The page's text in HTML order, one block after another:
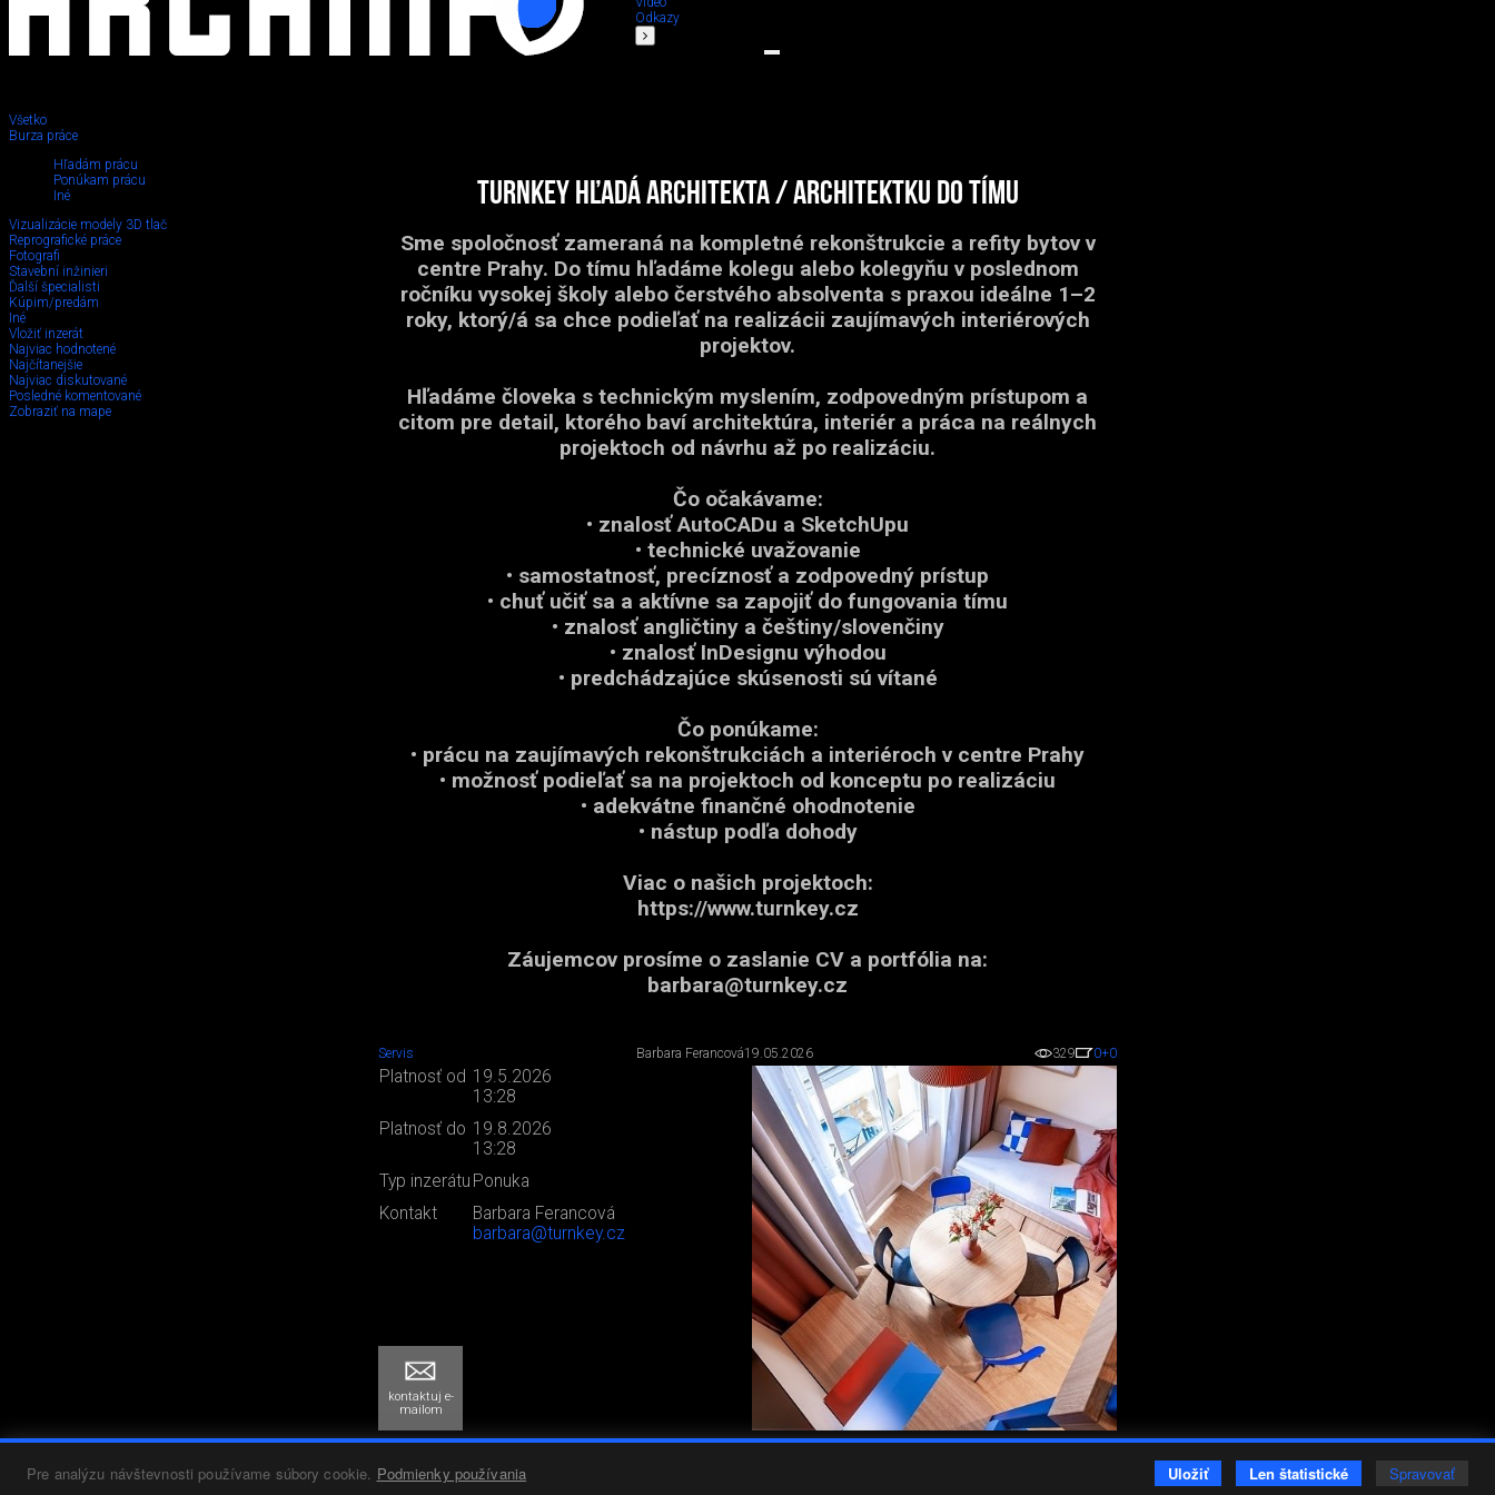
Pre analýzu návštevnosti používame súbory cookie. Podmienky používania Uložiť Len štatistické Spravovať
Odkazy
Všetko
Burza práce
Hľadám prácu
Ponúkam prácu
Iné
Vizualizácie modely 3D tlač
Reprografické práce
Fotografi
Stavební inžinieri
Ďalší špecialisti
Kúpim/predám
Iné
Vložiť inzerát
Najviac hodnotené
Najčítanejšie
Najviac diskutované
Posledné komentované
Zobraziť na mape
TurnKey hľadá architekta / architektku do tímu
Sme spoločnosť zameraná na kompletné rekonštrukcie a refity bytov v
centre Prahy. Do tímu hľadáme kolegu alebo kolegyňu v poslednom
ročníku vysokej školy alebo čerstvého absolventa s praxou ideálne 1–2
roky, ktorý/á sa chce podieľať na realizácii zaujímavých interiérových
projektov.
Hľadáme človeka s technickým myslením, zodpovedným prístupom a
citom pre detail, ktorého baví architektúra, interiér a práca na reálnych
projektoch od návrhu až po realizáciu.
Čo očakávame:
• znalosť AutoCADu a SketchUpu
• technické uvažovanie
• samostatnosť, precíznosť a zodpovedný prístup
• chuť učiť sa a aktívne sa zapojiť do fungovania tímu
• znalosť angličtiny a češtiny/slovenčiny
• znalosť InDesignu výhodou
• predchádzajúce skúsenosti sú vítané
Čo ponúkame:
• prácu na zaujímavých rekonštrukciách a interiéroch v centre Prahy
• možnosť podieľať sa na projektoch od konceptu po realizáciu
• adekvátne finančné ohodnotenie
• nástup podľa dohody
Viac o našich projektoch:
https://www.turnkey.cz
Záujemcov prosíme o zaslanie CV a portfólia na:
barbara@turnkey.cz
Servis Barbara Ferancová19.05.2026 329 0+0
Platnosť od 19.5.2026
13:28
Platnosť do 19.8.2026
13:28
Typ inzerátu Ponuka
Kontakt
Barbara Ferancová
barbara@turnkey.cz
kontaktuj e-
mailom
SPÄŤ